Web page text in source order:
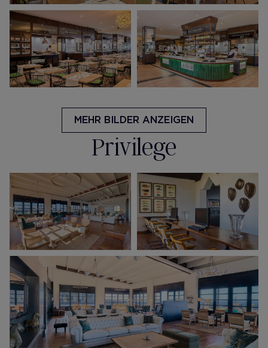
MEHR BILDER ANZEIGEN
Privilege